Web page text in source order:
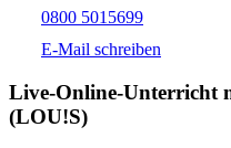
0800 5015699
E-Mail schreiben
Live-​Online-Unterricht
(LOU!S)